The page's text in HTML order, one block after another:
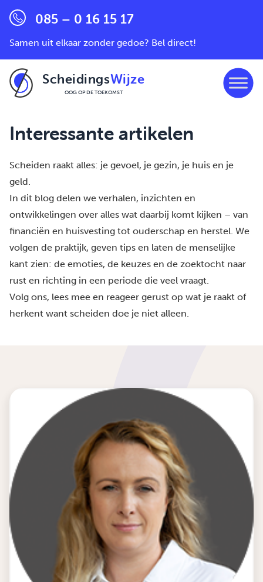
085 – 0 16 15 17
Samen uit elkaar zonder gedoe? Bel direct!
ScheidingsWijze
OOG OP DE TOEKOMST
Interessante artikelen
Scheiden raakt alles: je gevoel, je gezin, je huis en je
geld.
In dit blog delen we verhalen, inzichten en
ontwikkelingen over alles wat daarbij komt kijken – van
financiën en huisvesting tot ouderschap en herstel. We
volgen de praktijk, geven tips en laten de menselijke
kant zien: de emoties, de keuzes en de zoektocht naar
rust en richting in een periode die veel vraagt.
Volg ons, lees mee en reageer gerust op wat je raakt of
herkent want scheiden doe je niet alleen.